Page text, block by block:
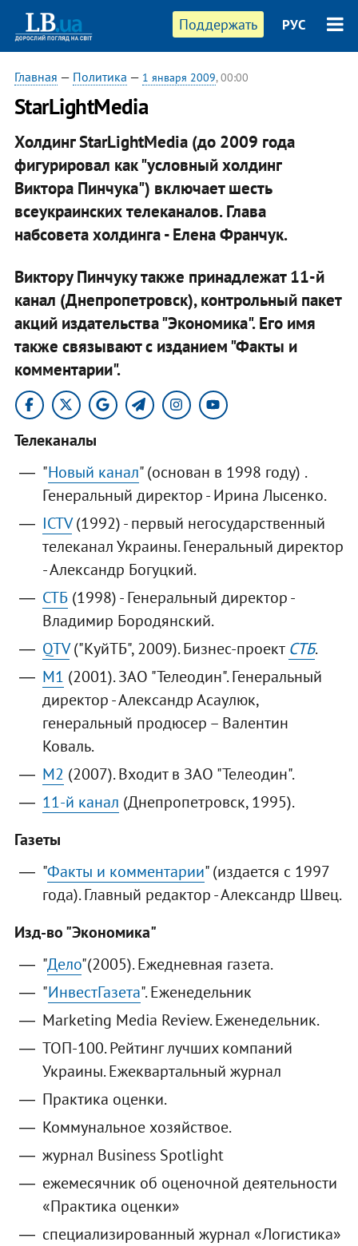
Поддержать РУС
Главная — Политика — 1 января 2009, 00:00
StarLightMedia
Холдинг StarLightMedia (до 2009 года
фигурировал как "условный холдинг
Виктора Пинчука") включает шесть
всеукраинских телеканалов. Глава
набсовета холдинга - Елена Франчук.
Виктору Пинчуку также принадлежат 11-й
канал (Днепропетровск), контрольный пакет
акций издательства "Экономика". Его имя
также связывают с изданием "Факты и
комментарии".
Телеканалы
"Новый канал" (основан в 1998 году) .
Генеральный директор - Ирина Лысенко.
ICTV(1992) - первый негосударственный
телеканал Украины. Генеральный директор
- Александр Богуцкий.
CTБ(1998) - Генеральный директор -
Владимир Бородянский.
QTV("КуйТБ", 2009). Бизнес-проект СТБ.
M1 (2001). ЗАО "Телеодин". Генеральный
директор - Александр Асаулюк,
генеральный продюсер – Валентин
Коваль.
M2 (2007). Входит в ЗАО "Телеодин".
11-й канал (Днепропетровск, 1995).
Газеты
"Факты и комментарии" (издается с 1997
года). Главный редактор - Александр Швец.
Изд-во "Экономика"
"Дело"(2005). Ежедневная газета.
"ИнвестГазета". Еженедельник
Marketing Media Review. Еженедельник.
ТОП-100. Рейтинг лучших компаний
Украины. Ежеквартальный журнал
Практика оценки.
Коммунальное хозяйствое.
журнал Business Spotlight
ежемесячник об оценочной деятельности
«Практика оценки»
специализированный журнал «Логистика»